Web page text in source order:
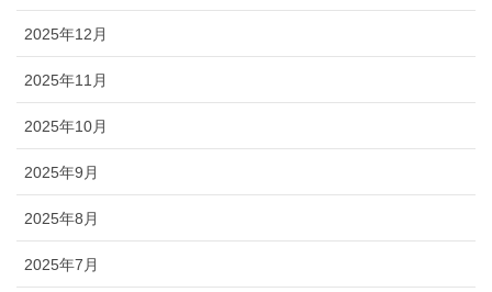
2025年12月
2025年11月
2025年10月
2025年9月
2025年8月
2025年7月